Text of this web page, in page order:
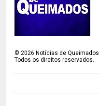
© 2026 Notícias de Queimados
Todos os direitos reservados.